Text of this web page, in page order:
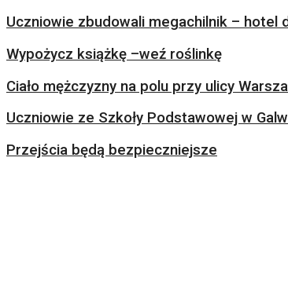
Uczniowie zbudowali megachilnik – hotel
Wypożycz książkę –weź roślinkę
Ciało mężczyzny na polu przy ulicy
Uczniowie ze Szkoły Podstawowej w
Przejścia będą bezpieczniejsze